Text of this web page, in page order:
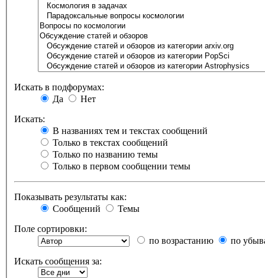
Искать в подфорумах:
Да
Нет
Искать:
В названиях тем и текстах сообщений
Только в текстах сообщений
Только по названию темы
Только в первом сообщении темы
Показывать результаты как:
Сообщений
Темы
Поле сортировки:
по возрастанию
по
Искать сообщения за: